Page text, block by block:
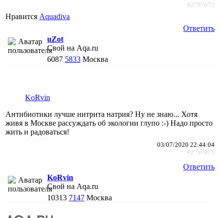
#2797672
Нравится Aquadiva
Ответить
uZot
Свой на Aqa.ru
6087 5833 Москва
KoRvin
Антибиотики лучше нитрита натрия? Ну не знаю... Хотя
живя в Москве рассуждать об экологии глупо :-) Надо просто
жить и радоваться!
03/07/2020 22:44:04
#2797675
Ответить
KoRvin
Свой на Aqa.ru
10313 7147 Москва